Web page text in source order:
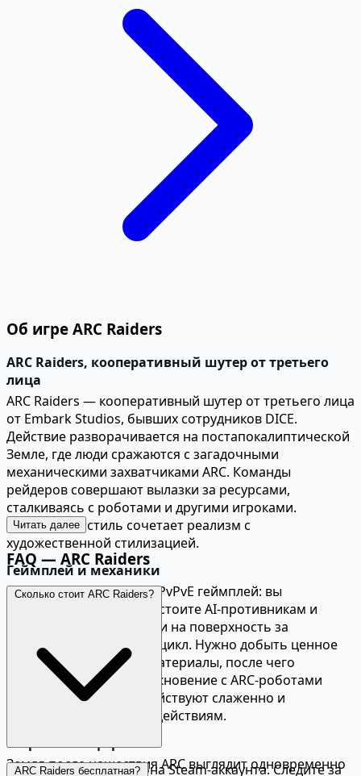
Об игре ARC Raiders
ARC Raiders, кооперативный шутер от третьего
лица
ARC Raiders — кооперативный шутер от третьего лица
от Embark Studios, бывших сотрудников DICE.
Действие разворачивается на постапокалиптической
Земле, где люди сражаются с загадочными
механическими захватчиками ARC. Команды
рейдеров совершают вылазки за ресурсами,
сталкиваясь с роботами и другими игроками.
Визуальный стиль сочетает реализм с
художественной стилизацией.
Геймплей и механики
ARC Raiders предлагает PvPvE геймплей: вы
одновременно противостоите AI-противникам и
другим игрокам. Вылазки на поверхность за
ресурсами — основной цикл. Нужно добыть ценное
снаряжение, детали и материалы, после чего
вернуться на базу. Столкновение с ARC-роботами
требует тактики: они действуют слаженно и
адаптируются к вашим действиям.
Мир и атмосфера
Земля после нашествия ARC выглядит одновременно
Читать далее
FAQ — ARC Raiders
Сколько стоит ARC Raiders?
Цена зависит от региона Steam-аккаунта. Следите за
ARC Raiders бесплатная?